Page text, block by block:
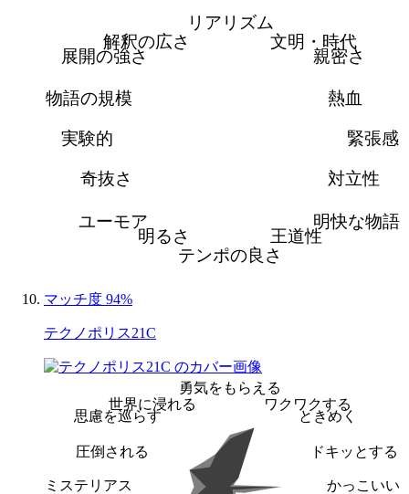
リアリズム
文明・時代
親密さ
熱血
緊張感
対立性
明快な物語
王道性
テンポの良さ
明るさ
ユーモア
奇抜さ
実験的
物語の規模
展開の強さ
解釈の広さ
マッチ度 94%
テクノポリス21C
勇気をもらえる
ワクワクする
ときめく
ドキッとする
かっこいい
ミステリアス
圧倒される
思慮を巡らす
世界に浸れる